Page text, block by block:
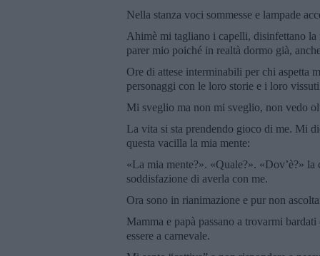
Nella stanza voci sommesse e lampade
Ahimè mi tagliano i capelli, disinfettano la
parer mio poiché in realtà dormo già,
Ore di attese interminabili per chi aspetta
personaggi con le loro storie e i loro
Mi sveglio ma non mi sveglio, non vedo
La vita si sta prendendo gioco di me. Mi
questa vacilla la mia mente:
«La mia mente?». «Quale?». «Dov’è?»
soddisfazione di averla con me.
Ora sono in rianimazione e pur non
Mamma e papà passano a trovarmi
essere a carnevale.